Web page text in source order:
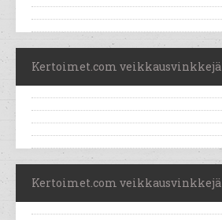
Kertoimet.com veikkausvinkkejä
Kertoimet.com veikkausvinkkejä